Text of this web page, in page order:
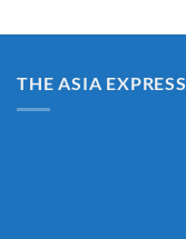
THE ASIA EXPRESS